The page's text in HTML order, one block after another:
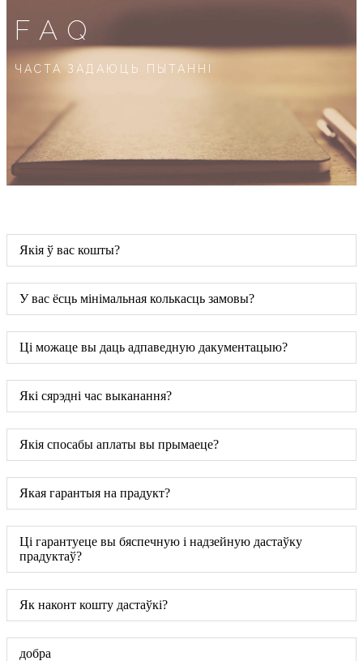
FAQ
ЧАСТА ЗАДАЮЦЬ ПЫТАННІ
Якія ў вас кошты?
У вас ёсць мінімальная колькасць замовы?
Ці можаце вы даць адпаведную дакументацыю?
Які сярэдні час выканання?
Якія спосабы аплаты вы прымаеце?
Якая гарантыя на прадукт?
Ці гарантуеце вы бяспечную і надзейную дастаўку
прадуктаў?
Як наконт кошту дастаўкі?
добра